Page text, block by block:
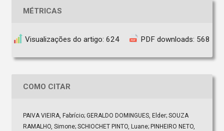
MÉTRICAS
Visualizações do artigo: 624 PDF downloads: 568
COMO CITAR
PAIVA VIEIRA, Fabrício; GERALDO DOMINGUES, Elder; SOUZA
RAMALHO, Simone; SCHIOCHET PINTO, Luane; PINHEIRO NETO,